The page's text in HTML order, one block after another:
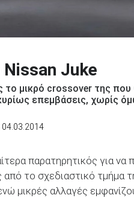
Juke
μικρό crossover της που
επεμβάσεις, χωρίς
04.03.2014
παρατηρητικός για
από το σχεδιαστικό τμήμα
μικρές αλλαγές